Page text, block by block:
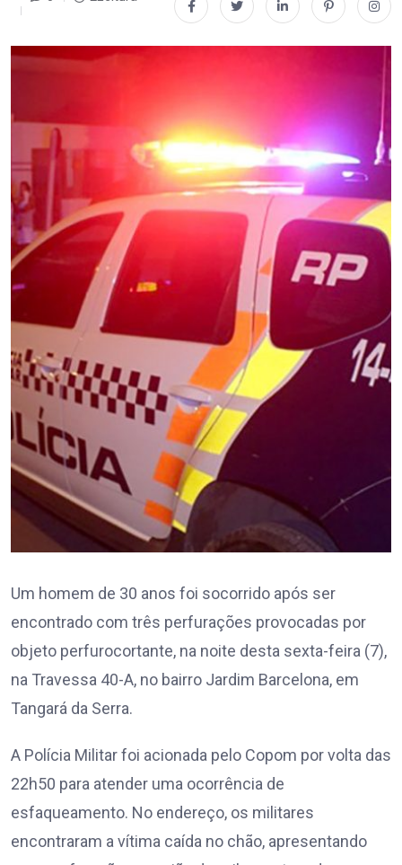
Um homem de 30 anos foi socorrido após ser
encontrado com três perfurações provocadas por
objeto perfurocortante, na noite desta sexta-feira (7),
na Travessa 40-A, no bairro Jardim Barcelona, em
Tangará da Serra.
A Polícia Militar foi acionada pelo Copom por volta das
22h50 para atender uma ocorrência de
esfaqueamento. No endereço, os militares
encontraram a vítima caída no chão, apresentando